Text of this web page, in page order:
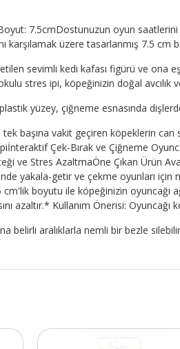
7.5cmDostunuzun oyun
karşılamak üzere tasarlanmış 7.5
sevimli kedi kafası figürü ve
stres ipi, köpeğinizin doğal
yüzey, çiğneme esnasında
başına vakit geçiren köpeklerin can
Çek-Bırak ve Çiğneme
ve Stres AzaltmaÖne Çıkan Ürün
yakala-getir ve çekme oyunları için
boyutu ile köpeğinizin oyuncağı
azaltır.* Kullanım Önerisi:
belirli aralıklarla nemli bir bezle